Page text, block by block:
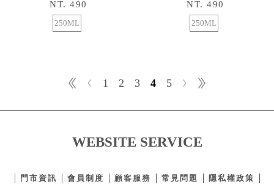
NT. 490
250ML
NT. 490
250ML
1 2 3 4 5
WEBSITE SERVICE
門市資訊 會員制度 顧客服務 常見問題 隱私權政策